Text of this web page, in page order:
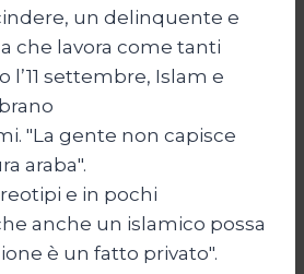
un delinquente e
che lavora come tanti
l’11 settembre, Islam e
"La gente non capisce
araba".
e in pochi
anche un islamico possa
è un fatto privato".